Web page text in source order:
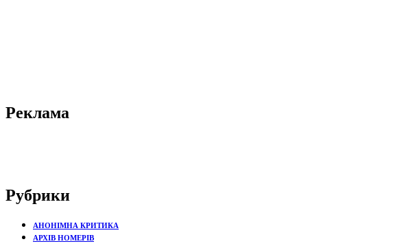
Реклама
Рубрики
АНОНІМНА КРИТИКА
АРХІВ НОМЕРІВ